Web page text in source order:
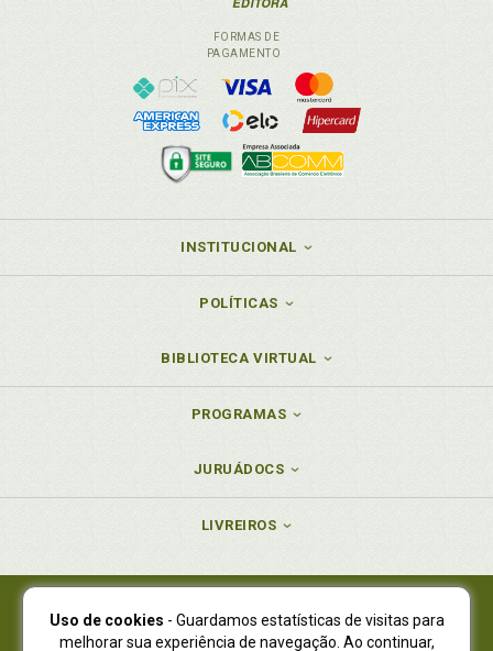
FORMAS DE
PAGAMENTO
INSTITUCIONAL
POLÍTICAS
BIBLIOTECA VIRTUAL
PROGRAMAS
JURUÁDOCS
LIVREIROS
Juruá Editora Ltda., CNPJ 77.535.508/0001-19
Uso de cookies - Guardamos estatísticas de visitas para
melhorar sua experiência de navegação. Ao continuar,